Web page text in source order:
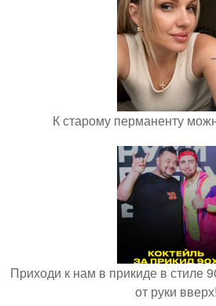
К старому перманенту
Приходи к нам в прикиде в стиле
от руки вверх!